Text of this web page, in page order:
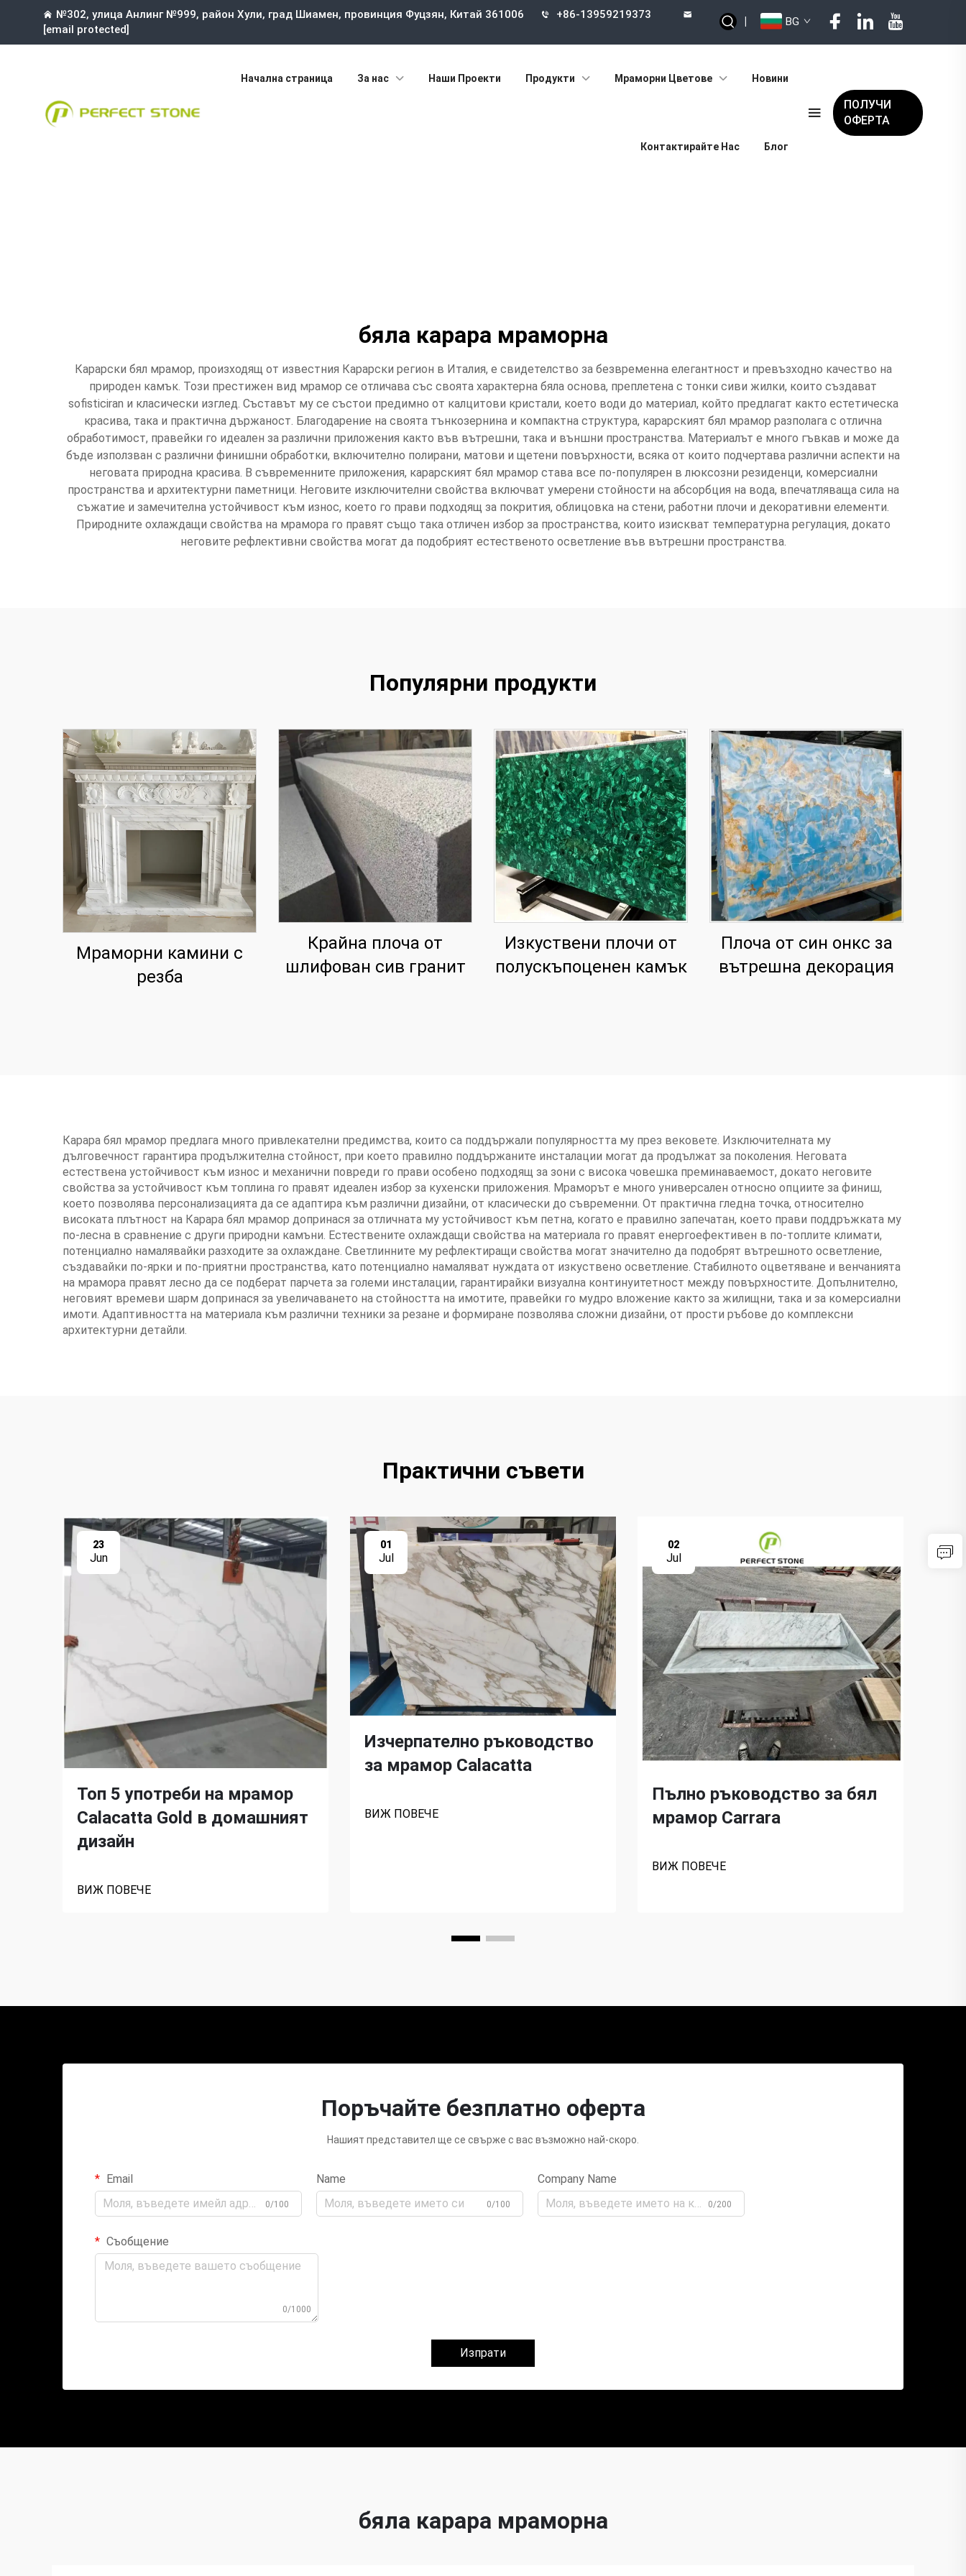
№302, улица Анлинг №999, район Хули, град Шиамен, провинция Фуцзян, Китай 361006
+86-13959219373
[email protected]
| BG
Начална страница За нас Наши Проекти Продукти Мраморни Цветове Новини
Контактирайте Нас Блог
ПОЛУЧИ
ОФЕРТА
бяла карара мраморна
Карарски бял мрамор, произходящ от известния Карарски регион в Италия, е свидетелство за безвременна елегантност и превъзходно качество на
природен камък. Този престижен вид мрамор се отличава със своята характерна бяла основа, преплетена с тонки сиви жилки, които създават
sofisticiran и класически изглед. Съставът му се състои предимно от калцитови кристали, което води до материал, който предлагат както естетическа
красива, така и практична държаност. Благодарение на своята тънкозернина и компактна структура, карарският бял мрамор разполага с отлична
обработимост, правейки го идеален за различни приложения както във вътрешни, така и външни пространства. Материалът е много гъвкав и може да
бъде използван с различни финишни обработки, включително полирани, матови и щетени повърхности, всяка от които подчертава различни аспекти на
неговата природна красива. В съвременните приложения, карарският бял мрамор става все по-популярен в люксозни резиденци, комерсиални
пространства и архитектурни паметници. Неговите изключителни свойства включват умерени стойности на абсорбция на вода, впечатляваща сила на
съжатие и замечителна устойчивост към износ, което го прави подходящ за покрития, облицовка на стени, работни плочи и декоративни елементи.
Природните охлаждащи свойства на мрамора го правят също така отличен избор за пространства, които изискват температурна регулация, докато
неговите рефлективни свойства могат да подобрият естественото осветление във вътрешни пространства.
Популярни продукти
Мраморни камини с
резба
Крайна плоча от
шлифован сив гранит
Изкуствени плочи от
полускъпоценен камък
Плоча от син онкс за
вътрешна декорация
Карара бял мрамор предлага много привлекателни предимства, които са поддържали популярността му през вековете. Изключителната му
дълговечност гарантира продължителна стойност, при което правилно поддържаните инсталации могат да продължат за поколения. Неговата
естествена устойчивост към износ и механични повреди го прави особено подходящ за зони с висока човешка преминаваемост, докато неговите
свойства за устойчивост към топлина го правят идеален избор за кухенски приложения. Мраморът е много универсален относно опциите за финиш,
което позволява персонализацията да се адаптира към различни дизайни, от класически до съвременни. От практична гледна точка, относително
високата плътност на Карара бял мрамор допринася за отличната му устойчивост към петна, когато е правилно запечатан, което прави поддръжката му
по-лесна в сравнение с други природни камъни. Естествените охлаждащи свойства на материала го правят енергоефективен в по-топлите климати,
потенциално намалявайки разходите за охлаждане. Светлинните му рефлектиращи свойства могат значително да подобрят вътрешното осветление,
създавайки по-ярки и по-приятни пространства, като потенциално намаляват нуждата от изкуствено осветление. Стабилното оцветяване и венчанията
на мрамора правят лесно да се подберат парчета за големи инсталации, гарантирайки визуална континуитетност между повърхностите. Допълнително,
неговият времеви шарм допринася за увеличаването на стойността на имотите, правейки го мудро вложениe както за жилищни, така и за комерсиални
имоти. Адаптивността на материала към различни техники за резане и формиране позволява сложни дизайни, от прости ръбове до комплексни
архитектурни детайли.
Практични съвети
23
Jun
Топ 5 употреби на мрамор
Calacatta Gold в домашният
дизайн
ВИЖ ПОВЕЧЕ
01
Jul
Изчерпателно ръководство
за мрамор Calacatta
ВИЖ ПОВЕЧЕ
02
Jul
Пълно ръководство за бял
мрамор Carrara
ВИЖ ПОВЕЧЕ
Поръчайте безплатно оферта
Нашият представител ще се свърже с вас възможно най-скоро.
Email
0/100
Name
0/100
Company Name
0/200
Съобщение
0/1000
Изпрати
бяла карара мраморна